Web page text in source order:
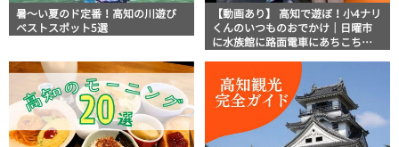
暑～い夏のド定番！高知の川遊び
ベストスポット5選
【動画あり】 高知で遊ぼ！小4ナリ
くんのいつものおでかけ｜日曜市
に水族館に路面電車にあちこち巡